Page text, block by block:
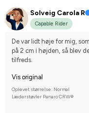
Solveig Carola R
Capable Rider
De var lidt høje for mig,
på 2 cm i højden, så blev
tilfreds.
Vis original
Oplevet størrelse: Normal
Læderstøvler Panaro CRW®